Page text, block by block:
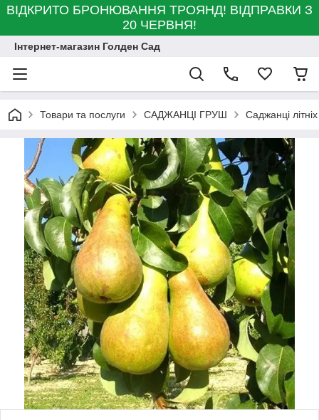
ВІДКРИТО БРОНЮВАННЯ ТРОЯНД! ВІДПРАВКИ З
20 ЧЕРВНЯ!
Інтернет-магазин Голден Сад
Товари та послуги САДЖАНЦІ ГРУШ Саджанці